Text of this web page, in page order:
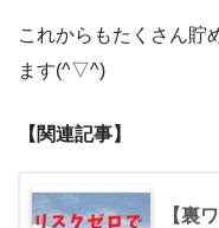
これからもたくさん貯
ます(^▽^)
【関連記事】
【裏